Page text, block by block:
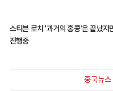
스티븐 로치 '과거의 홍콩'은 끝났지
진행중
중국뉴스